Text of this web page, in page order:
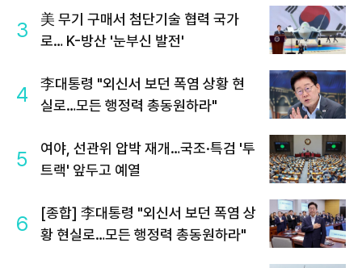
3
美 무기 구매서 첨단기술 협력 국가
로… K-방산 '눈부신 발전'
4
李대통령 "외신서 보던 폭염 상황 현
실로…모든 행정력 총동원하라"
5
여야, 선관위 압박 재개…국조·특검 '투
트랙' 앞두고 예열
6
[종합] 李대통령 "외신서 보던 폭염 상
황 현실로…모든 행정력 총동원하라"